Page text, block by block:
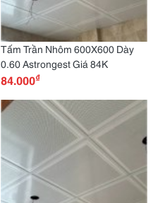
Tấm Trần Nhôm 600X600 Dày
0.60 Astrongest Giá 84K
84.000₫